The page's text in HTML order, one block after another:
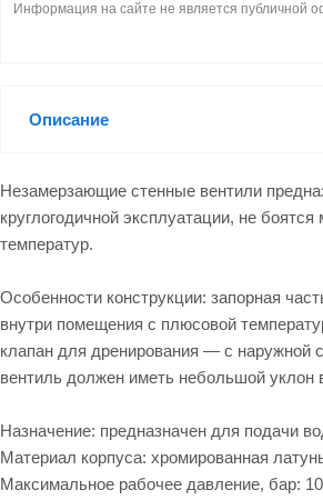
Информация на сайте не является публичной
Описание
Незамерзающие стенные вентили
круглогодичной эксплуатации, не
температур.
Особенности конструкции: запорная
внутри помещения с плюсовой
клапан для дренирования — с наружной
вентиль должен иметь небольшой уклон
Назначение: предназначен для подачи
Материал корпуса: хромированная
Максимальное рабочее давление, бар: 10